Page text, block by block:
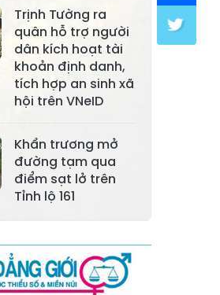
Xã Thác Bà
Xã Bảo Ái
Xã Hưng
Khánh
Xã Cốc San
Xã Phong Hải
Xã Gia Phú
Trịnh Tường ra
quân hỗ trợ người
dân kích hoạt tài
khoản định danh,
tích hợp an sinh xã
hội trên VNeID
Khẩn trương mở
đường tạm qua
điểm sạt lở trên
Tỉnh lộ 161